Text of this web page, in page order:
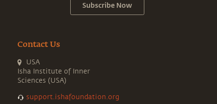
Subscribe Now
Contact Us
USA
Isha Institute of Inner
Sciences (USA)
support.ishafoundation.org